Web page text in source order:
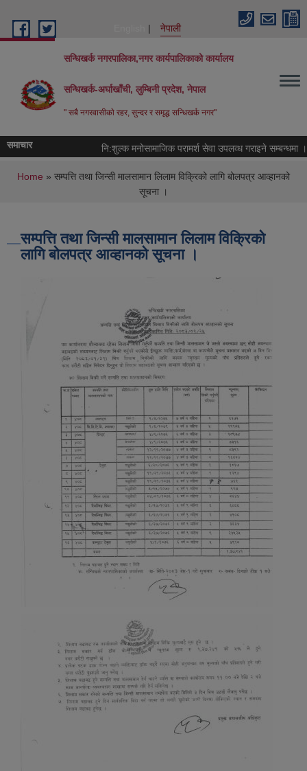
नेपाली
सन्धिखर्क नगरपालिका,नगर कार्यपालिकाको कार्यालय
सन्धिखर्क-अर्घाखाँची, लुम्बिनी प्रदेश, नेपाल
" सबै नगरवासीकाे रहर, सुन्दर र समृद्ध सन्धिखर्क नगर"
समाचार नि:शुल्क मनोसामाजिक परामर्श सेवा उपलव्ध गराइने सम्बन्धमा ।
You are here
Home » सम्पत्ति तथा जिन्सी मालसामान लिलाम विक्रिको लागि बोलपत्र आव्हानको
सूचना ।
सम्पत्ति तथा जिन्सी मालसामान लिलाम विक्रिको
लागि बोलपत्र आव्हानको सूचना ।